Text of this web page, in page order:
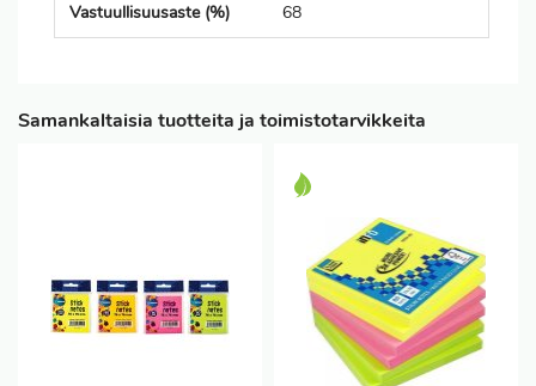
Vastuullisuusaste (%) 68
Samankaltaisia tuotteita ja toimistotarvikkeita